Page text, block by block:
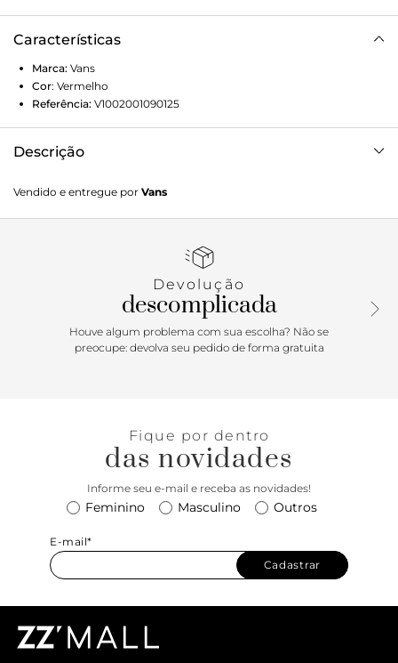
Características
Marca: Vans
Cor: Vermelho
Referência: V1002001090125
Descrição
apresentado em 1978 como o primeiro tênis de cano alto
para a prática do skate. Apresentando um inovador
biqueira reforçada, foi o segundo tênis a apresentar a
visual totalmente novo para a família Vans. Foi e ainda é
um emblema da cultura “Off The Wall”. Em homenagem ao
primeiro tênis de cano alto, o Tênis Sk8-Hi Rhododendron
Color Theory é construído com lona e tecido sintético
Vendido e entregue por Vans
Devolução
descomplicada
Houve algum problema com sua escolha? Não se
preocupe: devolva seu pedido de forma gratuita
Fique por dentro
das novidades
Informe seu e-mail e receba as novidades!
Feminino Masculino Outros
E-mail*
Cadastrar